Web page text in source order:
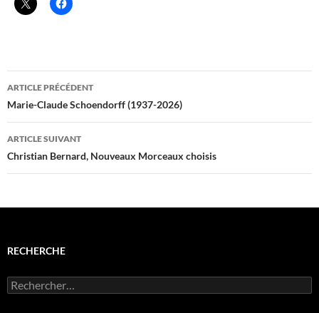
Navigation
des
articles
ARTICLE PRÉCÉDENT
Marie-Claude Schoendorff (1937-2026)
ARTICLE SUIVANT
Christian Bernard, Nouveaux Morceaux choisis
RECHERCHE
Rechercher :